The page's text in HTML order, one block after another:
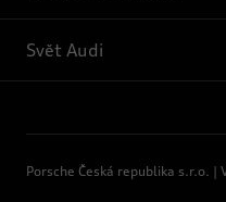
Svět Audi
Porsche Česká republika s.r.o. |